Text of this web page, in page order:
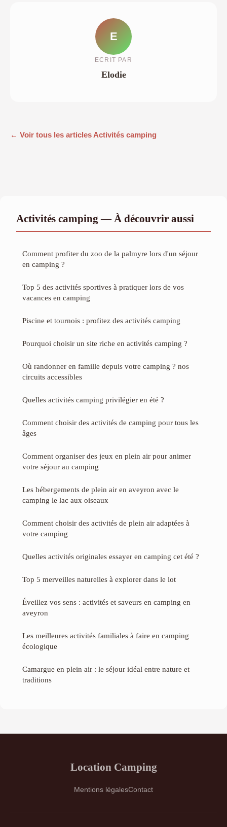
E
ECRIT PAR
Elodie
← Voir tous les articles Activités camping
Activités camping — À découvrir aussi
Comment profiter du zoo de la palmyre lors d'un séjour
en camping ?
Top 5 des activités sportives à pratiquer lors de vos
vacances en camping
Piscine et tournois : profitez des activités camping
Pourquoi choisir un site riche en activités camping ?
Où randonner en famille depuis votre camping ? nos
circuits accessibles
Quelles activités camping privilégier en été ?
Comment choisir des activités de camping pour tous les
âges
Comment organiser des jeux en plein air pour animer
votre séjour au camping
Les hébergements de plein air en aveyron avec le
camping le lac aux oiseaux
Comment choisir des activités de plein air adaptées à
votre camping
Quelles activités originales essayer en camping cet été ?
Top 5 merveilles naturelles à explorer dans le lot
Éveillez vos sens : activités et saveurs en camping en
aveyron
Les meilleures activités familiales à faire en camping
écologique
Camargue en plein air : le séjour idéal entre nature et
traditions
Location Camping
Mentions légalesContact